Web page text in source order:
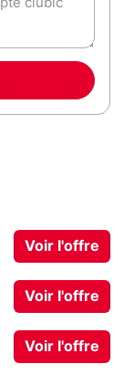
Voir l'offre
Voir l'offre
Voir l'offre